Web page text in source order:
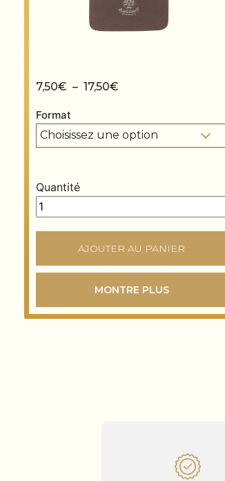
7,50€ – 17,50€
Format
Quantité
Pinceau à dorure pour feuille d’or
AJOUTER AU PANIER
MONTRE PLUS